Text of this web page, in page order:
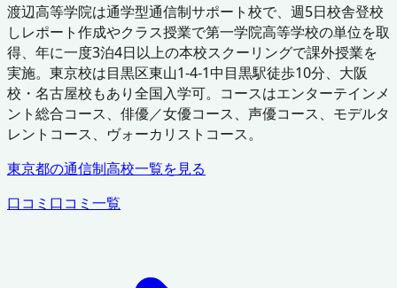
渡辺高等学院は通学型通信制サポート校で、週5日校舎登校
しレポート作成やクラス授業で第一学院高等学校の単位を取
得、年に一度3泊4日以上の本校スクーリングで課外授業を
実施。東京校は目黒区東山1-4-1中目黒駅徒歩10分、大阪
校・名古屋校もあり全国入学可。コースはエンターテインメ
ント総合コース、俳優／女優コース、声優コース、モデルタ
レントコース、ヴォーカリストコース。
東京都の通信制高校一覧を見る
口コミ 口コミ一覧